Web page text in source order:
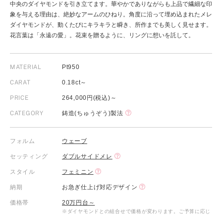
中央のダイヤモンドを引き立てます。華やかでありながらも上品で繊細な印
象を与える理由は、絶妙なアームのひねり。角度に沿って埋め込まれたメレ
ダイヤモンドが、動くたびにキラキラと瞬き、所作までも美しく見せます。
花言葉は「永遠の愛」。花束を贈るように、リングに想いを託して。
MATERIAL Pt950
CARAT 0.18ct～
PRICE 264,000円(税込)～
CATEGORY 鋳造(ちゅうぞう)製法
フォルム ウェーブ
セッティング ダブルサイドメレ
スタイル フェミニン
納期 お急ぎ仕上げ対応デザイン
価格帯 20万円台～
※ダイヤモンドとの組合せで価格が変わります。ご予算に応じ